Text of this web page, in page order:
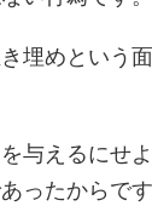
埋めという
与えるにせ
ったからです